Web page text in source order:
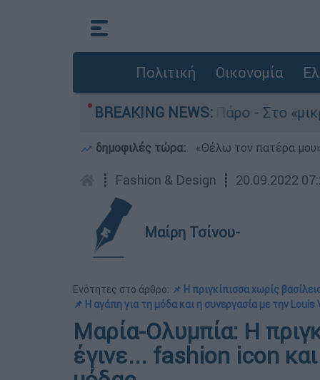
Πολιτική Οικονομία
BREAKING NEWS:
του 4χρονου στην Πάρο - Στο «μικροσκόπιο»
δημοφιλές τώρα: «Θέλω τον πατέρα
┋ Fashion & Design ┋ 20.09.2022
Μαίρη Τσίνου-
Ενότητες στο άρθρο: 📌 Η πριγκίπισσα χωρίς
📌 Η αγάπη για τη μόδα και η συνεργασία με την
Μαρία-Ολυμπία: Η
έγινε... fashion icon